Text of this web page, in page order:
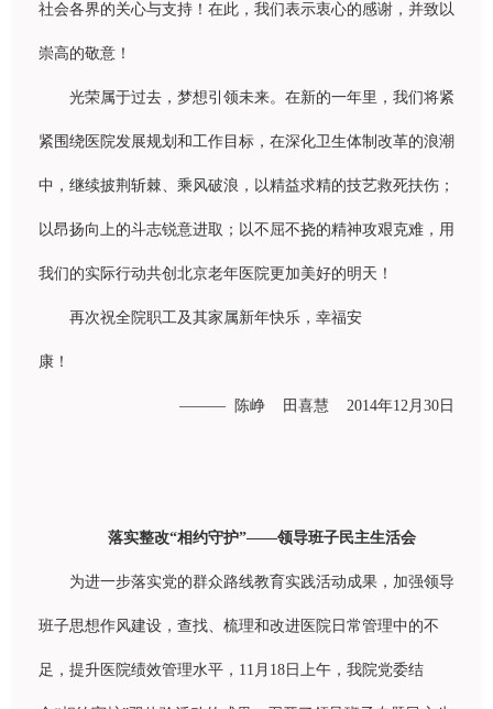
社会各界的关心与支持！在此，我们表示衷心的感谢 ，并致以
崇高的敬意！
光荣属于过去，梦想引 领未来。在新的一年里，我们将紧
紧围绕 医院发展规划和工作目 标 ，在深化卫生体制改革的浪潮
中， 继续披荆斩棘、乘风破浪，以精益求精的技艺救死扶伤 ；
以昂扬向上的斗志锐意进取；以不屈不挠的精神攻艰克难 ，用
我们 的实际行动共创 北京老年医院更加美好的明天！
再次祝全院职工及其家属新年快乐 ，幸福安
康！
——— 陈峥 田喜慧 2014年12月 30 日
落实整改“相约守护”——领导班子民主生活会
为进一步落实党的群众路线教育实践活动成果，加强领导
班子思想作风建设 ， 查找、梳理和改进 医院日常管理中的不
足，提升医院绩效管理水平， 11 月 18 日上午，我院党委结